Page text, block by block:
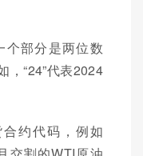
个部分是两位数
，“24”代表2024
约代码，例如